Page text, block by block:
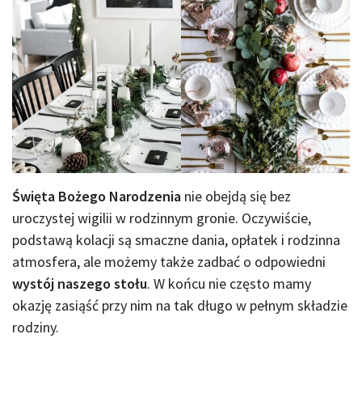
Święta Bożego Narodzenia nie obejdą się bez
uroczystej wigilii w rodzinnym gronie. Oczywiście,
podstawą kolacji są smaczne dania, opłatek i rodzinna
atmosfera, ale możemy także zadbać o odpowiedni
wystój naszego stołu. W końcu nie często mamy
okazję zasiąść przy nim na tak długo w pełnym składzie
rodziny.